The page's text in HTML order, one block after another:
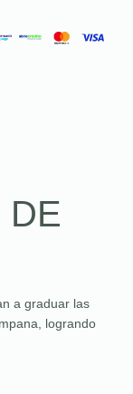
DE
a graduar las
logrando